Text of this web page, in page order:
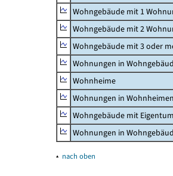
Wohngebäude mit 1
Wohngebäude mit 2
Wohngebäude mit 3 oder
Wohnungen in
Wohnheime
Wohnungen in Wohnheimen
Wohngebäude mit
Wohnungen in
▴ nach oben